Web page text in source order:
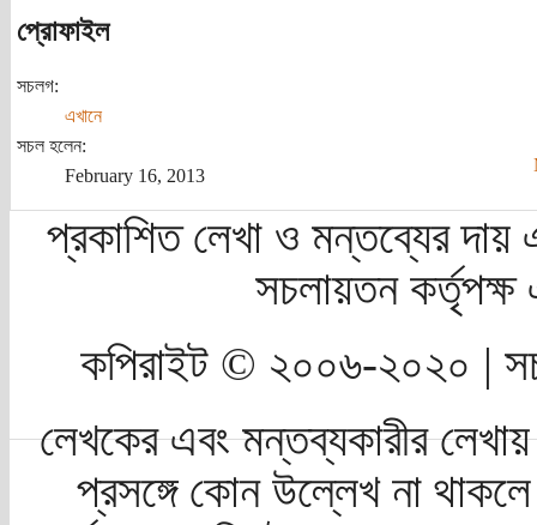
প্রোফাইল
সচলগ:
এখানে
সচল হলেন:
February 16, 2013
প্রকাশিত লেখা ও মন্তব্যের দায়
সচলায়তন
কপিরাইট © ২০০৬-২০২০ |
লেখকের এবং মন্তব্যকারীর
প্রসঙ্গে কোন উল্লেখ না